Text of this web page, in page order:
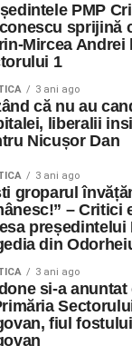
PMP
sprijină
Mircea Andrei
1
3 ani ago
că nu au
liberalii
Nicușor Dan
3 ani ago
groparul
– Critici
președintelui
din
3 ani ago
si-a
fiul